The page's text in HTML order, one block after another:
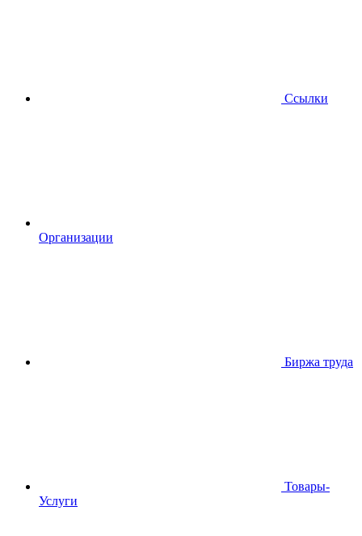
Ссылки
Организации
Биржа труда
Товары-
Услуги